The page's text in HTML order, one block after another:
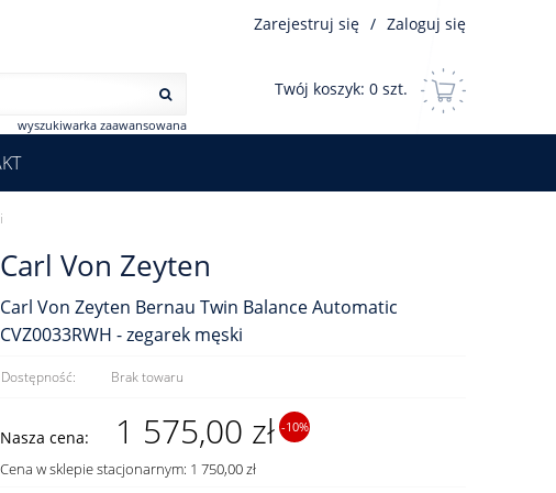
wyszukiwarka zaawansowana
Zarejestruj się / Zaloguj się
Twój koszyk: 0 szt.
Carl Von Zeyten
Carl Von Zeyten Bernau Twin Balance Automatic
CVZ0033RWH - zegarek męski
Dostępność: Brak towaru
Nasza cena: 1 575,00 zł -10%
Cena w sklepie stacjonarnym: 1 750,00 zł